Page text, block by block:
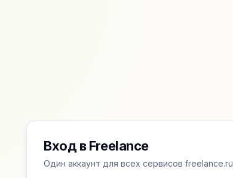
Вход в Freelance
Один аккаунт для всех сервисов freelance.ru